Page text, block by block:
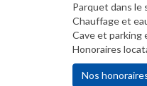
Parquet dans le
Chauffage et
Cave et parking
Honoraires
Nos